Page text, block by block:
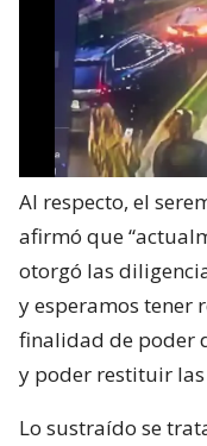
Al respecto, el
afirmó que
otorgó las
y esperamos tener
finalidad de poder
y poder restituir las
Lo sustraído se